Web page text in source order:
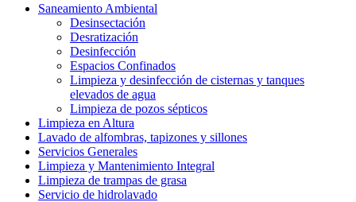
Saneamiento Ambiental
Desinsectación
Desratización
Desinfección
Espacios Confinados
Limpieza y desinfección de cisternas y tanques
elevados de agua
Limpieza de pozos sépticos
Limpieza en Altura
Lavado de alfombras, tapizones y sillones
Servicios Generales
Limpieza y Mantenimiento Integral
Limpieza de trampas de grasa
Servicio de hidrolavado